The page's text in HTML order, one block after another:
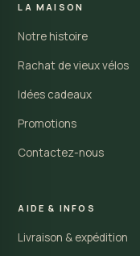
LA MAISON
Notre histoire
Rachat de vieux vélos
Idées cadeaux
Promotions
Contactez-nous
AIDE & INFOS
Livraison & expédition